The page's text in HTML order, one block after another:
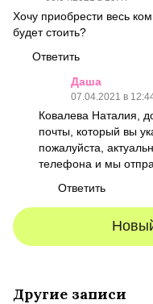
Хочу приобрести весь
будет стоить?
Ответить
Даша
07.04.2021 в
Ковалева Наталия,
почты, который вы
пожалуйста,
телефона и мы
Ответить
Другие записи